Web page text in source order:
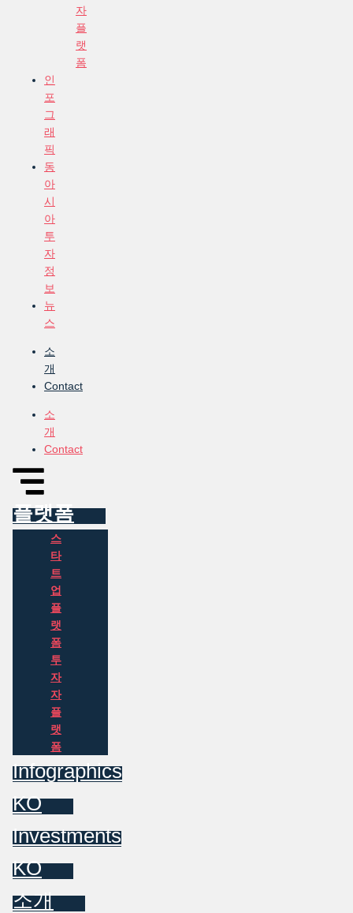
자
플
랫
폼
인
포
그
래
픽
동
아
시
아
투
자
정
보
뉴
스
소
개
Contact
소
개
Contact
플랫폼
스
타
트
업
플
랫
폼
투
자
자
플
랫
폼
Infographics
KO
Investments
KO
소개